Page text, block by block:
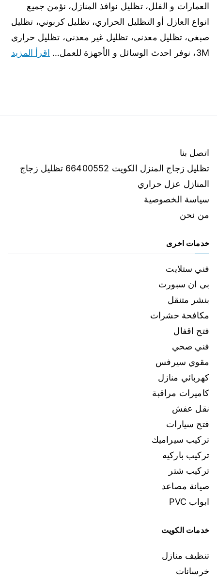
العمارات و الفلل، تظليل نوافذ المنازل، نؤمن جميع
انواع العازل أو التظليل الحراري، تظليل كربوني، تظليل
صبغي، تظليل معدني، تظليل غير معدني، تظليل حراري
3M، نوفر احدث الوسائل و الأجهزة للعمل…
اقرأ المزيد
اتصل بنا
تظليل زجاج المنزل الكويت 66400552 تظليل زجاج
المنازل عزل حراري
سياسة الخصوصية
من نحن
خدمات اخرى
فني ستلايت
بي ان سبورت
بنشر متنقل
مكافحة حشرات
فتح اقفال
فني صحي
مقوي سيرفس
كهربائي منازل
كاميرات مراقبة
نقل عفش
فتح سيارات
تركيب سيراميك
تركيب باركيه
تركيب شتر
صيانة مصاعد
ابواب PVC
خدمات الكويت
تنظيف منازل
خرسانات